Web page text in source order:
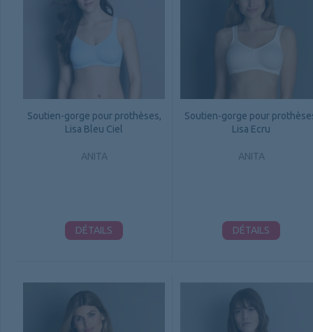
Soutien-gorge pour prothèses,
Lisa Bleu Ciel
ANITA
DÉTAILS
Soutien-gorge pour
Lisa Ecru
ANITA
DÉTAILS